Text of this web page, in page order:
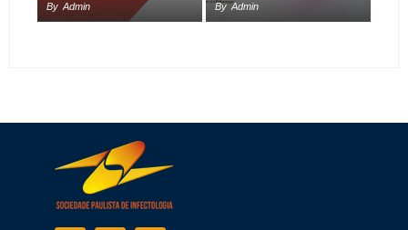
By Admin By Admin